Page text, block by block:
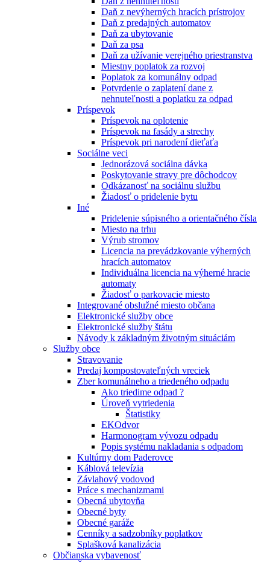
Daň z nevýherných hracích prístrojov
Daň z predajných automatov
Daň za ubytovanie
Daň za psa
Daň za užívanie verejného priestranstva
Miestny poplatok za rozvoj
Poplatok za komunálny odpad
Potvrdenie o zaplatení dane z
nehnuteľnosti a poplatku za odpad
Príspevok
Príspevok na oplotenie
Príspevok na fasády a strechy
Príspevok pri narodení dieťaťa
Sociálne veci
Jednorázová sociálna dávka
Poskytovanie stravy pre dôchodcov
Odkázanosť na sociálnu službu
Žiadosť o pridelenie bytu
Iné
Pridelenie súpisného a orientačného čísla
Miesto na trhu
Výrub stromov
Licencia na prevádzkovanie výherných
hracích automatov
Individuálna licencia na výherné hracie
automaty
Žiadosť o parkovacie miesto
Integrované obslužné miesto občana
Elektronické služby obce
Elektronické služby štátu
Návody k základným životným situáciám
Služby obce
Stravovanie
Predaj kompostovateľných vreciek
Zber komunálneho a triedeného odpadu
Ako triedime odpad ?
Úroveň vytriedenia
Štatistiky
EKOdvor
Harmonogram vývozu odpadu
Popis systému nakladania s odpadom
Kultúrny dom Paderovce
Káblová televízia
Závlahový vodovod
Práce s mechanizmami
Obecná ubytovňa
Obecné byty
Obecné garáže
Cenníky a sadzobníky poplatkov
Splašková kanalizácia
Občianska vybavenosť